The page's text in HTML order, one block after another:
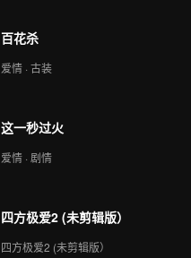
百花杀
爱情 · 古装
这一秒过火
爱情 · 剧情
四方极爱2 (未剪辑版）
四方极爱2 (未剪辑版）